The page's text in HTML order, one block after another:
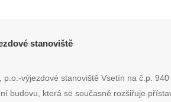
stanoviště
p.o.-výjezdové stanoviště Vsetín na č.p.
budovu, která se současně rozšiřuje